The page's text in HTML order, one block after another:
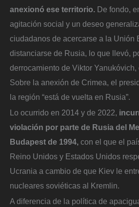
anexionó ese territorio. De fondo,
agitación social y un deseo
ciudadanos de acercarse a la Unión
distanciarse de Rusia, lo que llevó,
derrocamiento de Viktor Yanukóvich,
Sobre la anexión de Crimea, el
la región “está de vuelta en Rusia”.
Lo ocurrido en 2014 y de 2022,
violación por parte de Rusia del
Budapest de 1994, con el que el
Reino Unidos y Estados Unidos
Ucrania a cambio de que Kiev le
nucleares soviéticas al Kremlin.
A diferencia de la política de